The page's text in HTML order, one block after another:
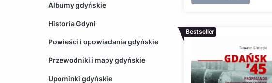
Albumy gdyńskie
Historia Gdyni
Powieści i opowiadania gdyńskie
Przewodniki i mapy gdyńskie
Upominki gdyńskie
Bestseller